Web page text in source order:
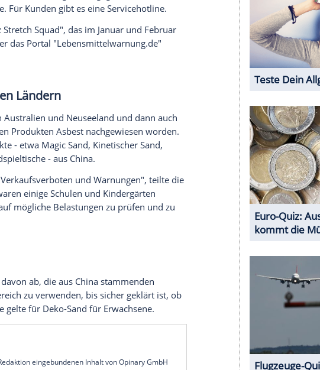
herab zu 2 Mikrometern (1 Mikrometer entspricht
wurde über Jahrzehnte in sehr großen Mengen
es. Charakteristisch sei, dass er sich in feine
und dadurch leicht eingeatmet werden können.
Lunge festsetzen.
betroffen?
zurückgezogenen Spielfigurenserie "Stretcherz
Street Smash Car" und "Stretcherz Stretch Squad
des Unternehmens im nordrhein-westfälischen Unna.
Geschäften aus dem Verkauf genommen worden.
volle Kostenerstattung zurückgegeben werden. Es
Für Kunden gibt es eine Servicehotline.
Stretch Squad", das im Januar und Februar
über das Portal "Lebensmittelwarnung.de"